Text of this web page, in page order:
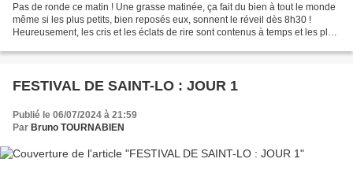
Pas de ronde ce matin ! Une grasse matinée, ça fait du bien à tout le monde
même si les plus petits, bien reposés eux, sonnent le réveil dès 8h30 !
Heureusement, les cris et les éclats de rire sont contenus à temps et les plus
FESTIVAL DE SAINT-LO : JOUR 1
Publié le 06/07/2024 à 21:59
Par Bruno TOURNABIEN